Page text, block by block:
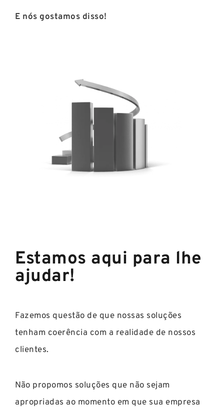
E nós gostamos disso!
Estamos aqui para lhe
ajudar!
Fazemos questão de que nossas soluções
tenham coerência com a realidade de nossos
clientes.
Não propomos soluções que não sejam
apropriadas ao momento em que sua empresa